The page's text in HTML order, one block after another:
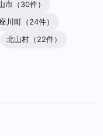
市（30件）
川町（24件）
北山村（22件）